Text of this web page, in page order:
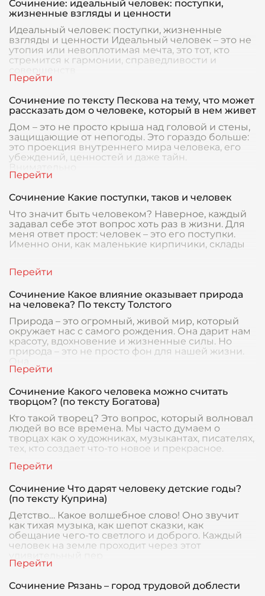
Сочинение: идеальный человек: поступки,
жизненные взгляды и ценности
Идеальный человек: поступки, жизненные
взгляды и ценности Идеальный человек – это не
утопия или невоплотимая мечта, это тот, кто
стремится к гармонии, справедливости и
Сочинение по тексту Пескова на тему, что может
рассказать дом о человеке, который в нем живет
Дом – это не просто крыша над головой и стены,
защищающие от непогоды. Это гораздо больше:
это проекция внутреннего мира человека, его
убеждений, ценностей и даже тайн.
Внимательно
Сочинение Какие поступки, таков и человек
Что значит быть человеком? Наверное, каждый
задавал себе этот вопрос хоть раз в жизни. Для
меня ответ прост: человек – это его поступки.
Именно они, как маленькие кирпичики, склады
Сочинение Какое влияние оказывает природа
на человека? По тексту Толстого
Природа – это огромный, живой мир, который
окружает нас с самого рождения. Она дарит нам
красоту, вдохновение и жизненные силы. Но
природа – это не просто фон для нашей жизни.
Она
Сочинение Какого человека можно считать
творцом? (по тексту Богатова)
Кто такой творец? Это вопрос, который волновал
людей во все времена. Мы часто думаем о
творцах как о художниках, музыкантах, писателях,
тех, кто создает что-то новое и прекрасное.
Сочинение Что дарят человеку детские годы?
(по тексту Куприна)
Детство… Какое волшебное слово! Оно звучит
как тихая музыка, как шепот сказки, как
обещание чего-то светлого и доброго. Каждый
человек на земле проходит через этот
Сочинение Рязань – город трудовой доблести